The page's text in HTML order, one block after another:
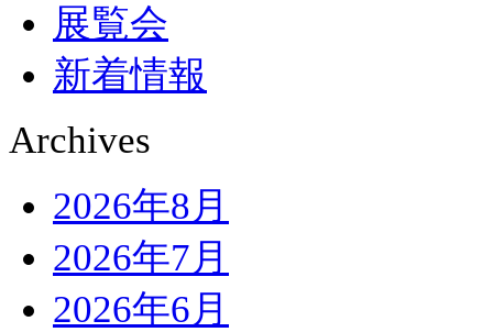
展覧会
新着情報
Archives
2026年8月
2026年7月
2026年6月